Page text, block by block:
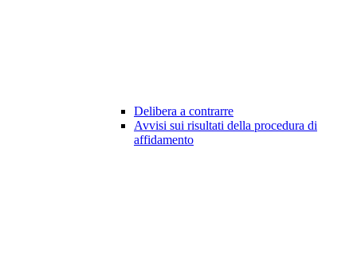
Delibera a contrarre
Avvisi sui risultati della procedura di
affidamento